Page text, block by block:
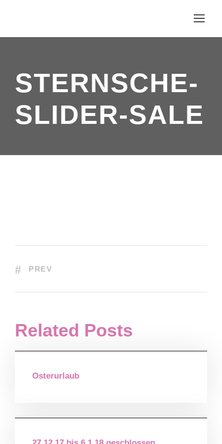
STERNSCHE-
SLIDER-SALE
PREV
Related Posts
Osterurlaub